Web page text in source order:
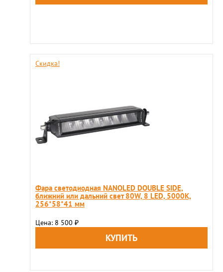
Скидка!
Фара светодиодная NANOLED DOUBLE SIDE,
ближний или дальний свет 80W, 8 LED, 5000K,
256*58*41 мм
Цена: 8 500 ₽